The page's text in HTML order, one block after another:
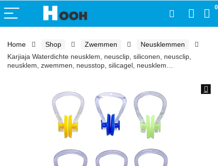
0
Home Shop Zwemmen
Neusklemmen
Karjiaja Waterdichte neusklem, neusclip, siliconen, neusclip,
neusklem, zwemmen, neusstop, silicagel, neusklem…